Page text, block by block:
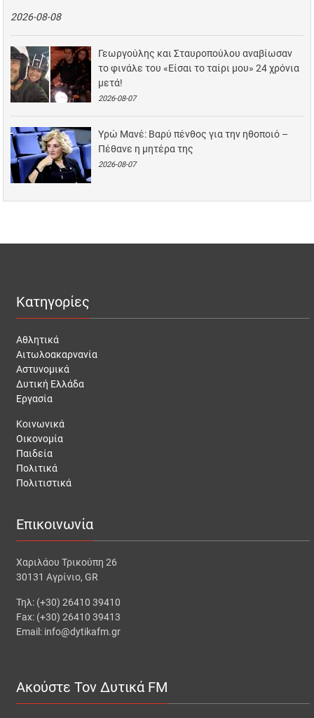
2026-08-08
Γεωργούλης και Σταυροπούλου αναβίωσαν
το φινάλε του «Είσαι το ταίρι μου» 24 χρόνια
μετά!
2026-08-07
Υρώ Μανέ: Βαρύ πένθος για την ηθοποιό –
Πέθανε η μητέρα της
2026-08-07
Κατηγορίες
Αθλητικά
Αιτωλοακαρνανία
Αστυνομικά
Δυτική Ελλάδα
Εργασία
Κοινωνικά
Οικονομία
Παιδεία
Πολιτικά
Πολιτιστικά
Επικοινωνία
Χαριλάου Τρικούπη 26
30131 Αγρίνιο, GR
Τηλ: (+30) 26410 39410
Fax: (+30) 26410 39413
Email: info@dytikafm.gr
Ακούστε Τον Δυτικά FM